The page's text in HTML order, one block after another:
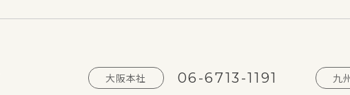
大阪本社 06-6713-1191 九